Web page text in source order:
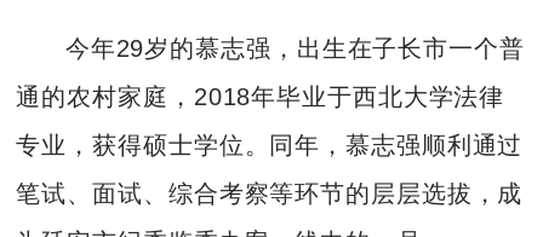
今年29岁的慕志强，出生在子长市一个普
通的农村家庭，2018年毕业于西北大学法律
专业，获得硕士学位。同年，慕志强顺利通过
笔试、面试、综合考察等环节的层层选拔，成